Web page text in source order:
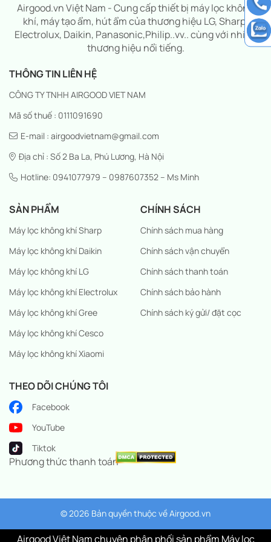
Airgood.vn Việt Nam - Cung cấp thiết bị máy lọc không
khí, máy tạo ẩm, hút ẩm của thương hiệu LG, Sharp,
Electrolux, Daikin, Panasonic,Philip..vv.. cùng với nhiều
thương hiệu nổi tiếng.
THÔNG TIN LIÊN HỆ
CÔNG TY TNHH AIRGOOD VIET NAM
Mã số thuế : 0111091690
E-mail : airgoodvietnam@gmail.com
Địa chỉ : Số 2 Ba La, Phú Lương, Hà Nội
Hotline: 0941077979 – 0987607352 – Ms Minh
SẢN PHẨM
Máy lọc không khí Sharp
Máy lọc không khí Daikin
Máy lọc không khí LG
Máy lọc không khí Electrolux
Máy lọc không khí Gree
Máy lọc không khí Cesco
Máy lọc không khí Xiaomi
CHÍNH SÁCH
Chính sách mua hàng
Chính sách vận chuyển
Chính sách thanh toán
Chính sách bảo hành
Chính sách ký gửi/ đặt cọc
THEO DÕI CHÚNG TÔI
Facebook
YouTube
Tiktok
Phương thức thanh toán
© 2026 Bản quyền thuộc vềAirgood.vn
Airgood Việt Nam chuyên phân phối sản phẩm Máy lọc